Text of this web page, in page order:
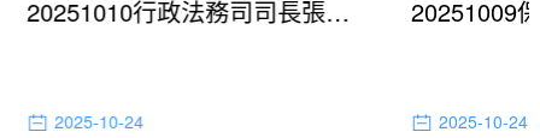
20251010行政法務司司長張永春就制定2026年施政方針聽取歸僑總會意見
2025-10-24 2025-10-24